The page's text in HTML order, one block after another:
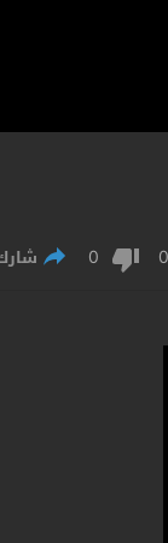
0
0